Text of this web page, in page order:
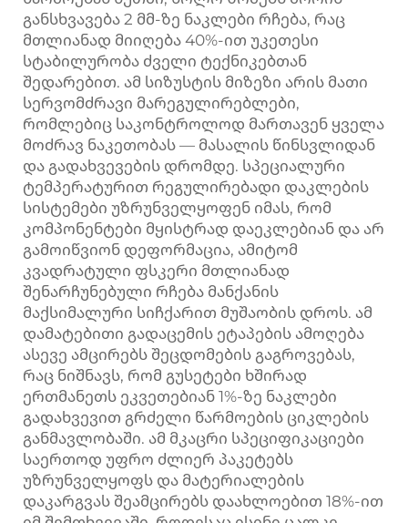
განსხვავება 2 მმ-ზე ნაკლები რჩება, რაც
მთლიანად მიიღება 40%-ით უკეთესი
სტაბილურობა ძველი ტექნიკებთან
შედარებით. ამ სიზუსტის მიზეზი არის მათი
სერვომძრავი მარეგულირებლები,
რომლებიც საკონტროლოდ მართავენ ყველა
მოძრავ ნაკეთობას — მასალის წინსვლიდან
და გადახვევების დრომდე. სპეციალური
ტემპერატურით რეგულირებადი დაკლების
სისტემები უზრუნველყოფენ იმას, რომ
კომპონენტები მყისტრად დაეკლებიან და არ
გამოიწვიონ დეფორმაცია, ამიტომ
კვადრატული ფსკერი მთლიანად
შენარჩუნებული რჩება მანქანის
მაქსიმალური სიჩქარით მუშაობის დროს. ამ
დამატებითი გადაცემის ეტაპების ამოღება
ასევე ამცირებს შეცდომების გაგროვებას,
რაც ნიშნავს, რომ გუსეტები ხშირად
ერთმანეთს ეკვეთებიან 1%-ზე ნაკლები
გადახვევით გრძელი წარმოების ციკლების
განმავლობაში. ამ მკაცრი სპეციფიკაციები
საერთოდ უფრო ძლიერ პაკეტებს
უზრუნველყოფს და მატერიალების
დაკარგვას შეამცირებს დაახლოებით 18%-ით